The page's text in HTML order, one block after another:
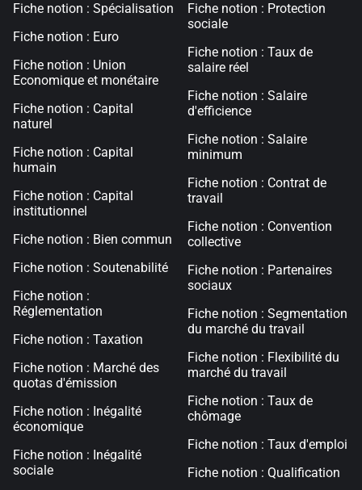
Fiche notion : Spécialisation
Fiche notion : Euro
Fiche notion : Union
Economique et monétaire
Fiche notion : Capital
naturel
Fiche notion : Capital
humain
Fiche notion : Capital
institutionnel
Fiche notion : Bien commun
Fiche notion : Soutenabilité
Fiche notion :
Réglementation
Fiche notion : Taxation
Fiche notion : Marché des
quotas d'émission
Fiche notion : Inégalité
économique
Fiche notion : Inégalité
sociale
Fiche notion : Protection
sociale
Fiche notion : Taux de
salaire réel
Fiche notion : Salaire
d'efficience
Fiche notion : Salaire
minimum
Fiche notion : Contrat de
travail
Fiche notion : Convention
collective
Fiche notion : Partenaires
sociaux
Fiche notion : Segmentation
du marché du travail
Fiche notion : Flexibilité du
marché du travail
Fiche notion : Taux de
chômage
Fiche notion : Taux d'emploi
Fiche notion : Qualification